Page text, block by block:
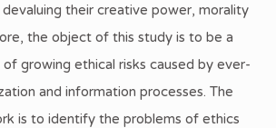
their creative power, morality
the object of this study is to be a
growing ethical risks caused by ever-
and information processes. The
is to identify the problems of ethics